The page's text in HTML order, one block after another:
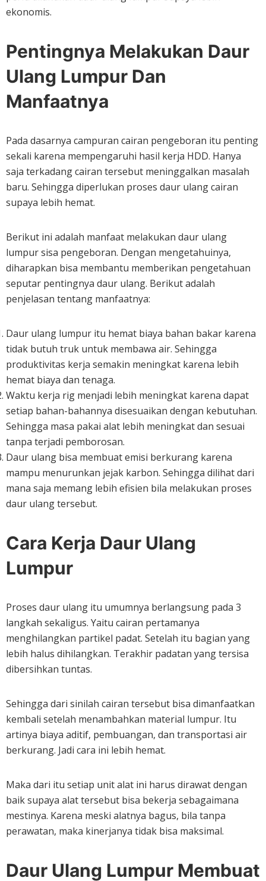
ekonomis.
Pentingnya Melakukan Daur
Ulang Lumpur Dan
Manfaatnya
Pada dasarnya campuran cairan pengeboran itu penting
sekali karena mempengaruhi hasil kerja HDD. Hanya
saja terkadang cairan tersebut meninggalkan masalah
baru. Sehingga diperlukan proses daur ulang cairan
supaya lebih hemat.
Berikut ini adalah manfaat melakukan daur ulang
lumpur sisa pengeboran. Dengan mengetahuinya,
diharapkan bisa membantu memberikan pengetahuan
seputar pentingnya daur ulang. Berikut adalah
penjelasan tentang manfaatnya:
Daur ulang lumpur itu hemat biaya bahan bakar karena
tidak butuh truk untuk membawa air. Sehingga
produktivitas kerja semakin meningkat karena lebih
hemat biaya dan tenaga.
Waktu kerja rig menjadi lebih meningkat karena dapat
setiap bahan-bahannya disesuaikan dengan kebutuhan.
Sehingga masa pakai alat lebih meningkat dan sesuai
tanpa terjadi pemborosan.
Daur ulang bisa membuat emisi berkurang karena
mampu menurunkan jejak karbon. Sehingga dilihat dari
mana saja memang lebih efisien bila melakukan proses
daur ulang tersebut.
Cara Kerja Daur Ulang
Lumpur
Proses daur ulang itu umumnya berlangsung pada 3
langkah sekaligus. Yaitu cairan pertamanya
menghilangkan partikel padat. Setelah itu bagian yang
lebih halus dihilangkan. Terakhir padatan yang tersisa
dibersihkan tuntas.
Sehingga dari sinilah cairan tersebut bisa dimanfaatkan
kembali setelah menambahkan material lumpur. Itu
artinya biaya aditif, pembuangan, dan transportasi air
berkurang. Jadi cara ini lebih hemat.
Maka dari itu setiap unit alat ini harus dirawat dengan
baik supaya alat tersebut bisa bekerja sebagaimana
mestinya. Karena meski alatnya bagus, bila tanpa
perawatan, maka kinerjanya tidak bisa maksimal.
Daur Ulang Lumpur Membuat